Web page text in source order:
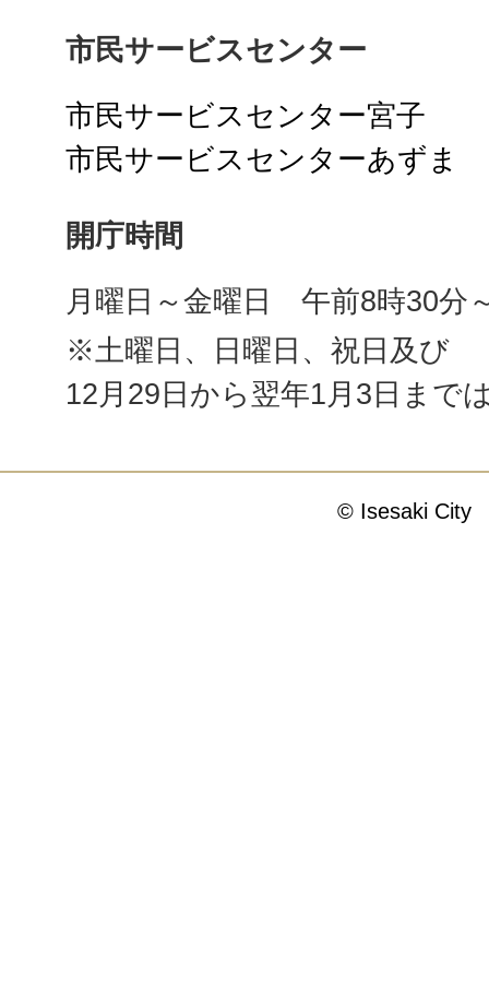
市民サービスセンター
市民サービスセンター宮子
市民サービスセンターあずま
開庁時間
月曜日～金曜日 午前8時30分
※土曜日、日曜日、祝日及び
12月29日から翌年1月3日まで
© Isesaki City